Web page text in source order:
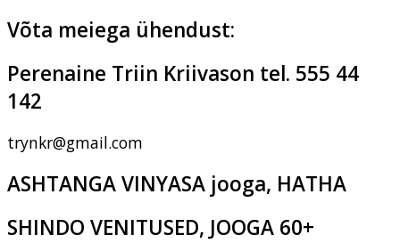
Võta meiega ühendust:
Perenaine Triin Kriivason tel. 555 44
142
trynkr@gmail.com
ASHTANGA VINYASA jooga, HATHA
SHINDO VENITUSED, JOOGA 60+